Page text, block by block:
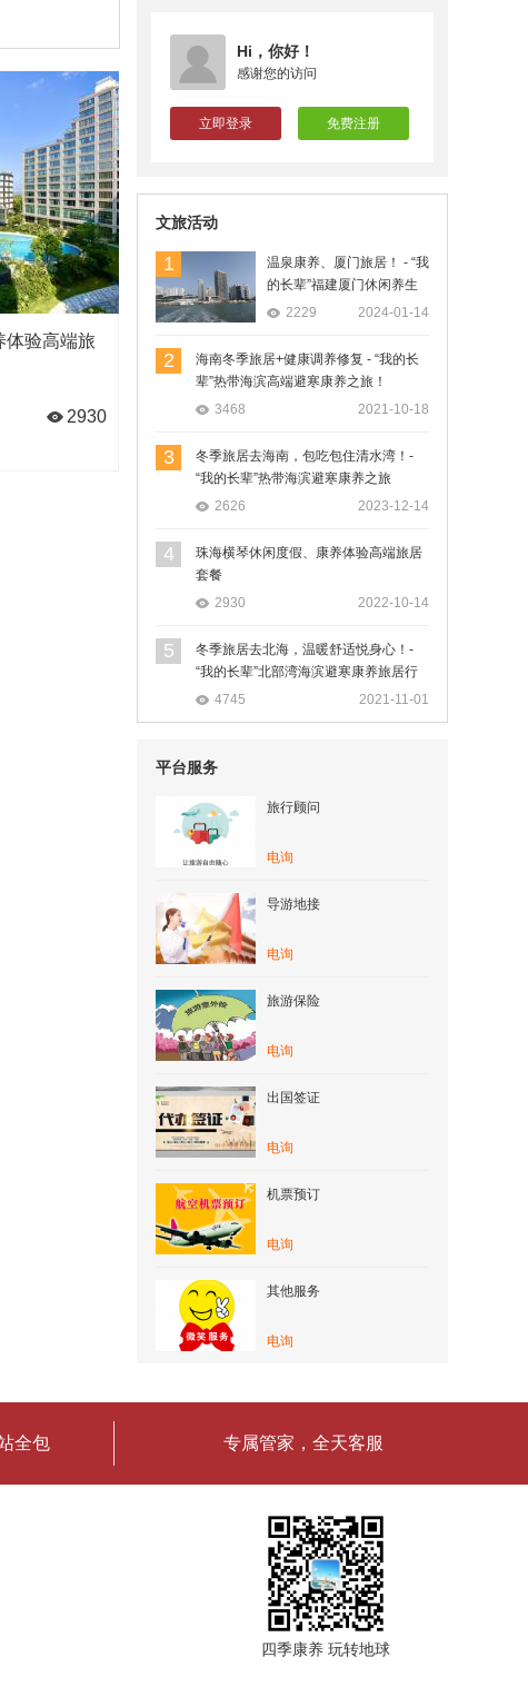
体验高端旅
2930
Hi，你好！
感谢您的访问
立即登录 免费注册
文旅活动
1
温泉康养、厦门旅居！ - “我
的长辈”福建厦门休闲养生
旅居行
2229 2024-01-14
2
海南冬季旅居+健康调养修复 - “我的长
辈”热带海滨高端避寒康养之旅！
3468
2021-10-18
3
冬季旅居去海南，包吃包住清水湾！-
“我的长辈”热带海滨避寒康养之旅
2626
2023-12-14
4
珠海横琴休闲度假、康养体验高端旅居
套餐
2930
2022-10-14
5
冬季旅居去北海，温暖舒适悦身心！-
“我的长辈”北部湾海滨避寒康养旅居行
4745
2021-11-01
平台服务
旅行顾问
电询
导游地接
电询
旅游保险
电询
出国签证
电询
机票预订
电询
其他服务
电询
全包 专属管家，全天客服
四季康养 玩转地球